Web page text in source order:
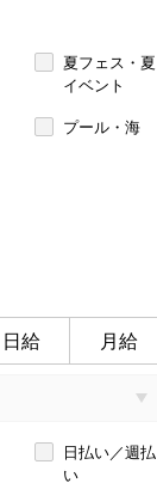
夏フェス・夏
イベント
プール・海
日給 月給
日払い／週払
い